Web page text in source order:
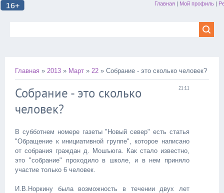
Главная | Мой профиль |
Главная » 2013 » Март » 22 » Собрание - это сколько человек?
21:11
Собрание - это сколько
человек?
В субботнем номере газеты "Новый север" есть статья
"Обращение к инициативной группе", которое написано
от собрания граждан д. Мошъюга. Как стало известно,
это "собрание" проходило в школе, и в нем приняло
участие только 6 человек.
И.В.Норкину была возможность в течении двух лет